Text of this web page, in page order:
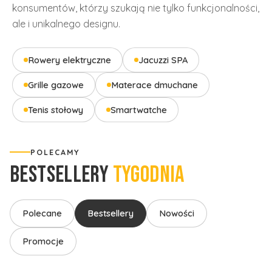
konsumentów, którzy szukają nie tylko funkcjonalności,
ale i unikalnego designu.
Rowery elektryczne Jacuzzi SPA
Grille gazowe Materace dmuchane
Tenis stołowy Smartwatche
POLECAMY
BESTSELLERYTYGODNIA
Polecane Bestsellery Nowości
Promocje